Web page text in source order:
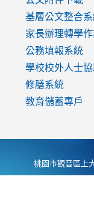
基層公文整合
家長辦理轉學
公務填報系統
學校校外人士
修膳系統
教育儲蓄專戶
桃園市觀音區上